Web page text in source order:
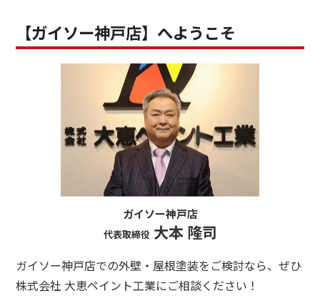
【ガイソー神戸店】へようこそ
ガイソー神戸店
代表取締役大本 隆司
ガイソー神戸店での外壁・屋根塗装をご検討なら、ぜひ
株式会社 大恵ペイント工業にご相談ください！